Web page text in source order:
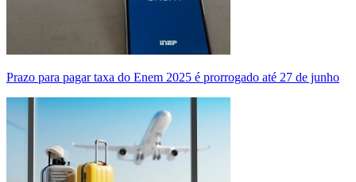
Prazo para pagar taxa do Enem 2025 é prorrogado até 27 de junho